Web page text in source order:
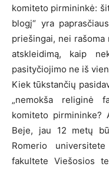
komiteto pirmininkė:
blogį“ yra
priešingai, nei
atskleidimą, kaip
pasityčiojimo ne iš
Kiek tūkstančių
„nemokša religinė
komiteto pirmininke?
Beje, jau 12 metų
Romerio
fakultete Viešosios